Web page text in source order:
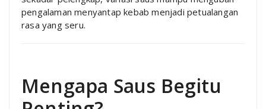
pengalaman menyantap kebab menjadi petualangan
rasa yang seru.
Mengapa Saus Begitu